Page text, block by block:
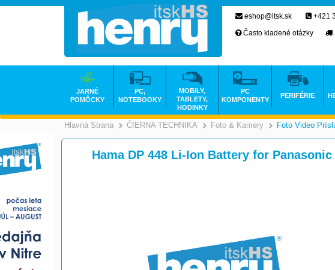
Hlavná Strana >
ČIERNA TECHNIKA >
Foto & Kamery Foto Video
Hama DP 448 Li-Ion Battery for Panasonic
eshop@itsk.sk +421
Často kladené otázky
JARNÉ
POMÔCKY
PC,
NOTEBOOKY
MOBILY,
TABLETY,
HODINKY
PC
KOMPONENTY
PERIFÉRIE